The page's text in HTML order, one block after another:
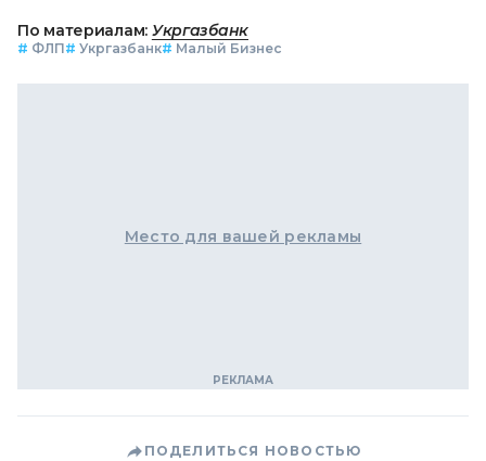
По материалам: Укргазбанк
# ФЛП# Укргазбанк# Малый Бизнес
Место для вашей рекламы
ПОДЕЛИТЬСЯ НОВОСТЬЮ